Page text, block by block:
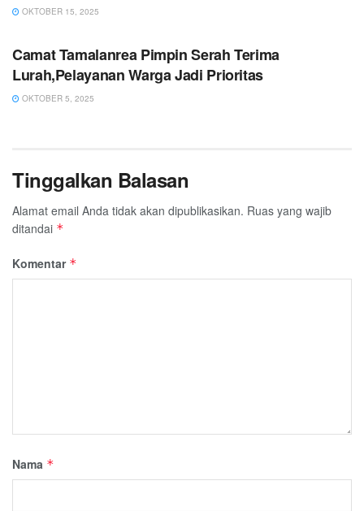
OKTOBER 15, 2025
Camat Tamalanrea Pimpin Serah Terima
Lurah,Pelayanan Warga Jadi Prioritas
OKTOBER 5, 2025
Tinggalkan Balasan
Alamat email Anda tidak akan dipublikasikan. Ruas yang wajib
ditandai *
Komentar *
Nama *